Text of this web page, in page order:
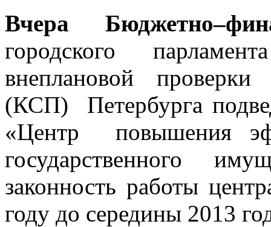
Вчера
городского
внеплановой проверки
(КСП) Петербурга
«Центр повышения
государственного
законность работы
году до середины 2013